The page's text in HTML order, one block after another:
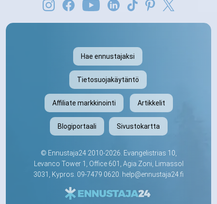
Hae ennustajaksi
Tietosuojakäytäntö
Affiliate markkinointi Artikkelit
Blogiportaali Sivustokartta
© Ennustaja242010-2026. Evangelistrias 10,
Levanco Tower 1, Office 601, Agia Zoni, Limassol
3031, Kypros. 09-7479 0620 help@ennustaja24.fi